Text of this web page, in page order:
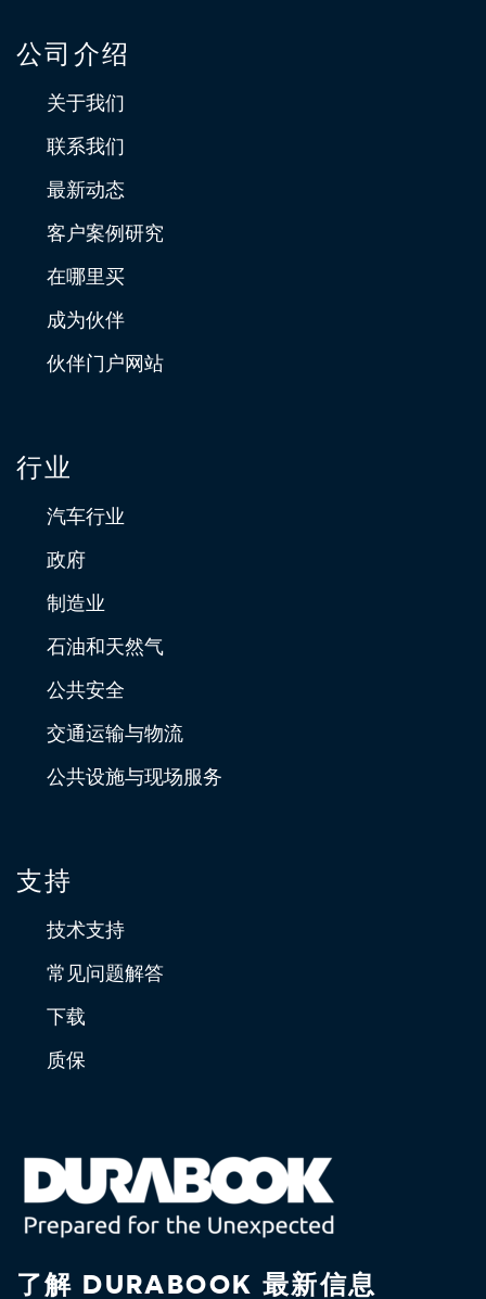
公司介绍
关于我们
联系我们
最新动态
客户案例研究
在哪里买
成为伙伴
伙伴门户网站
行业
汽车行业
政府
制造业
石油和天然气
公共安全
交通运输与物流
公共设施与现场服务
支持
技术支持
常见问题解答
下载
质保
了解 DURABOOK 最新信息